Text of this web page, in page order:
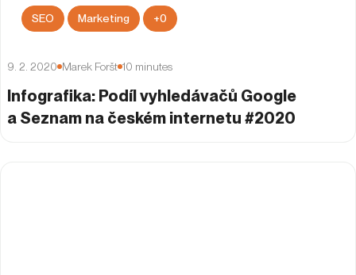
9. 2. 2020 Marek Foršt 10 minutes
Infografika: Podíl vyhledávačů Google
a Seznam na českém internetu #2020
SEO Marketing +0